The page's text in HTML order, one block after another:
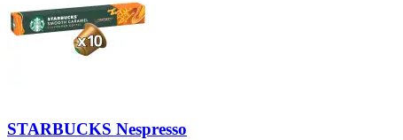
STARBUCKS Nespresso